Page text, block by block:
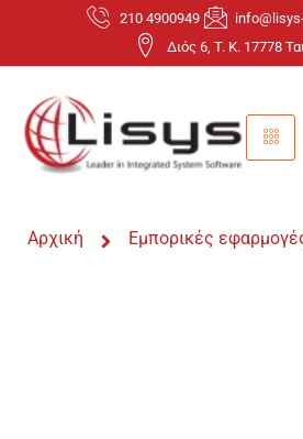
210 4900949
Διός 6, T. K. 17778
Αρχική Εμπορικές